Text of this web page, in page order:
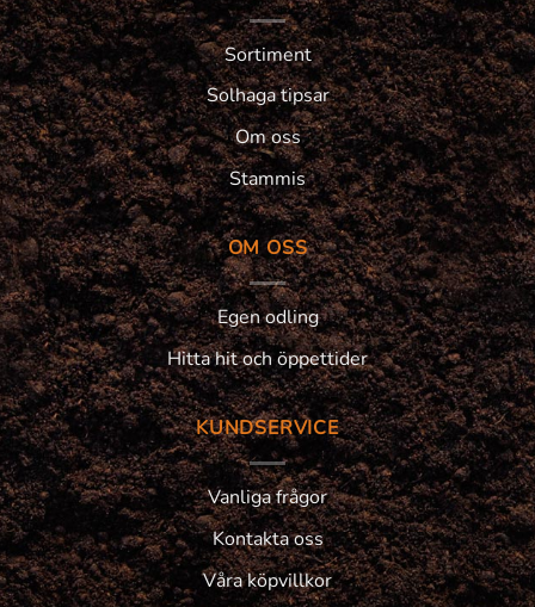
Sortiment
Solhaga tipsar
Om oss
Stammis
OM OSS
Egen odling
Hitta hit och öppettider
KUNDSERVICE
Vanliga frågor
Kontakta oss
Våra köpvillkor